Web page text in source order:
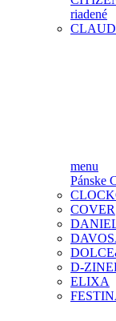
riadené
menu
Pánske
COVER
D-
ELIXA